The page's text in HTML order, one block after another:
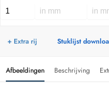
+ Extra rij Stuklijst
Afbeeldingen Beschrijving